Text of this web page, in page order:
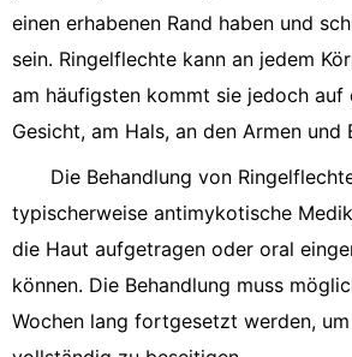
einen erhabenen Rand haben und
sein. Ringelflechte kann an jedem
am häufigsten kommt sie jedoch auf
Gesicht, am Hals, an den Armen und
Die Behandlung von
typischerweise antimykotische
die Haut aufgetragen oder oral
können. Die Behandlung muss
Wochen lang fortgesetzt werden,